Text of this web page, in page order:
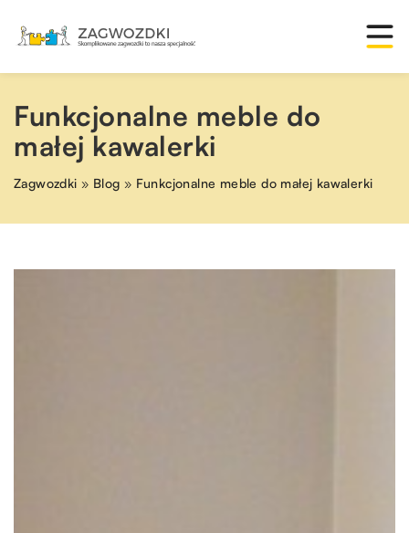
Funkcjonalne meble do
małej kawalerki
Zagwozdki » Blog » Funkcjonalne meble do małej kawalerki